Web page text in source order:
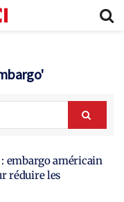
embargo américain
réduire les